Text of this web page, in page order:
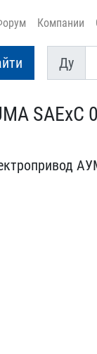
Компании
Ду
Ду
SАExC